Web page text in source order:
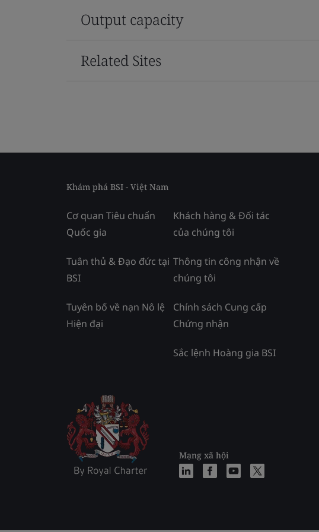
Output capacity
Related Sites
Khám phá BSI - Việt Nam
Cơ quan Tiêu chuẩn
Quốc gia
Tuân thủ & Đạo đức tại
BSI
Tuyên bố về nạn Nô lệ
Hiện đại
Khách hàng & Đối tác
của chúng tôi
Thông tin công nhận về
chúng tôi
Chính sách Cung cấp
Chứng nhận
Sắc lệnh Hoàng gia BSI
Mạng xã hội